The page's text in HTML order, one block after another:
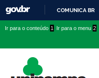
COMUNICA BR
conteúdo
menu
superior
menu
Ir para o conteúdo 1 Ir para o menu 2